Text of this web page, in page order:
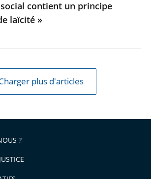
contient un principe
laïcité »
plus d'articles
?